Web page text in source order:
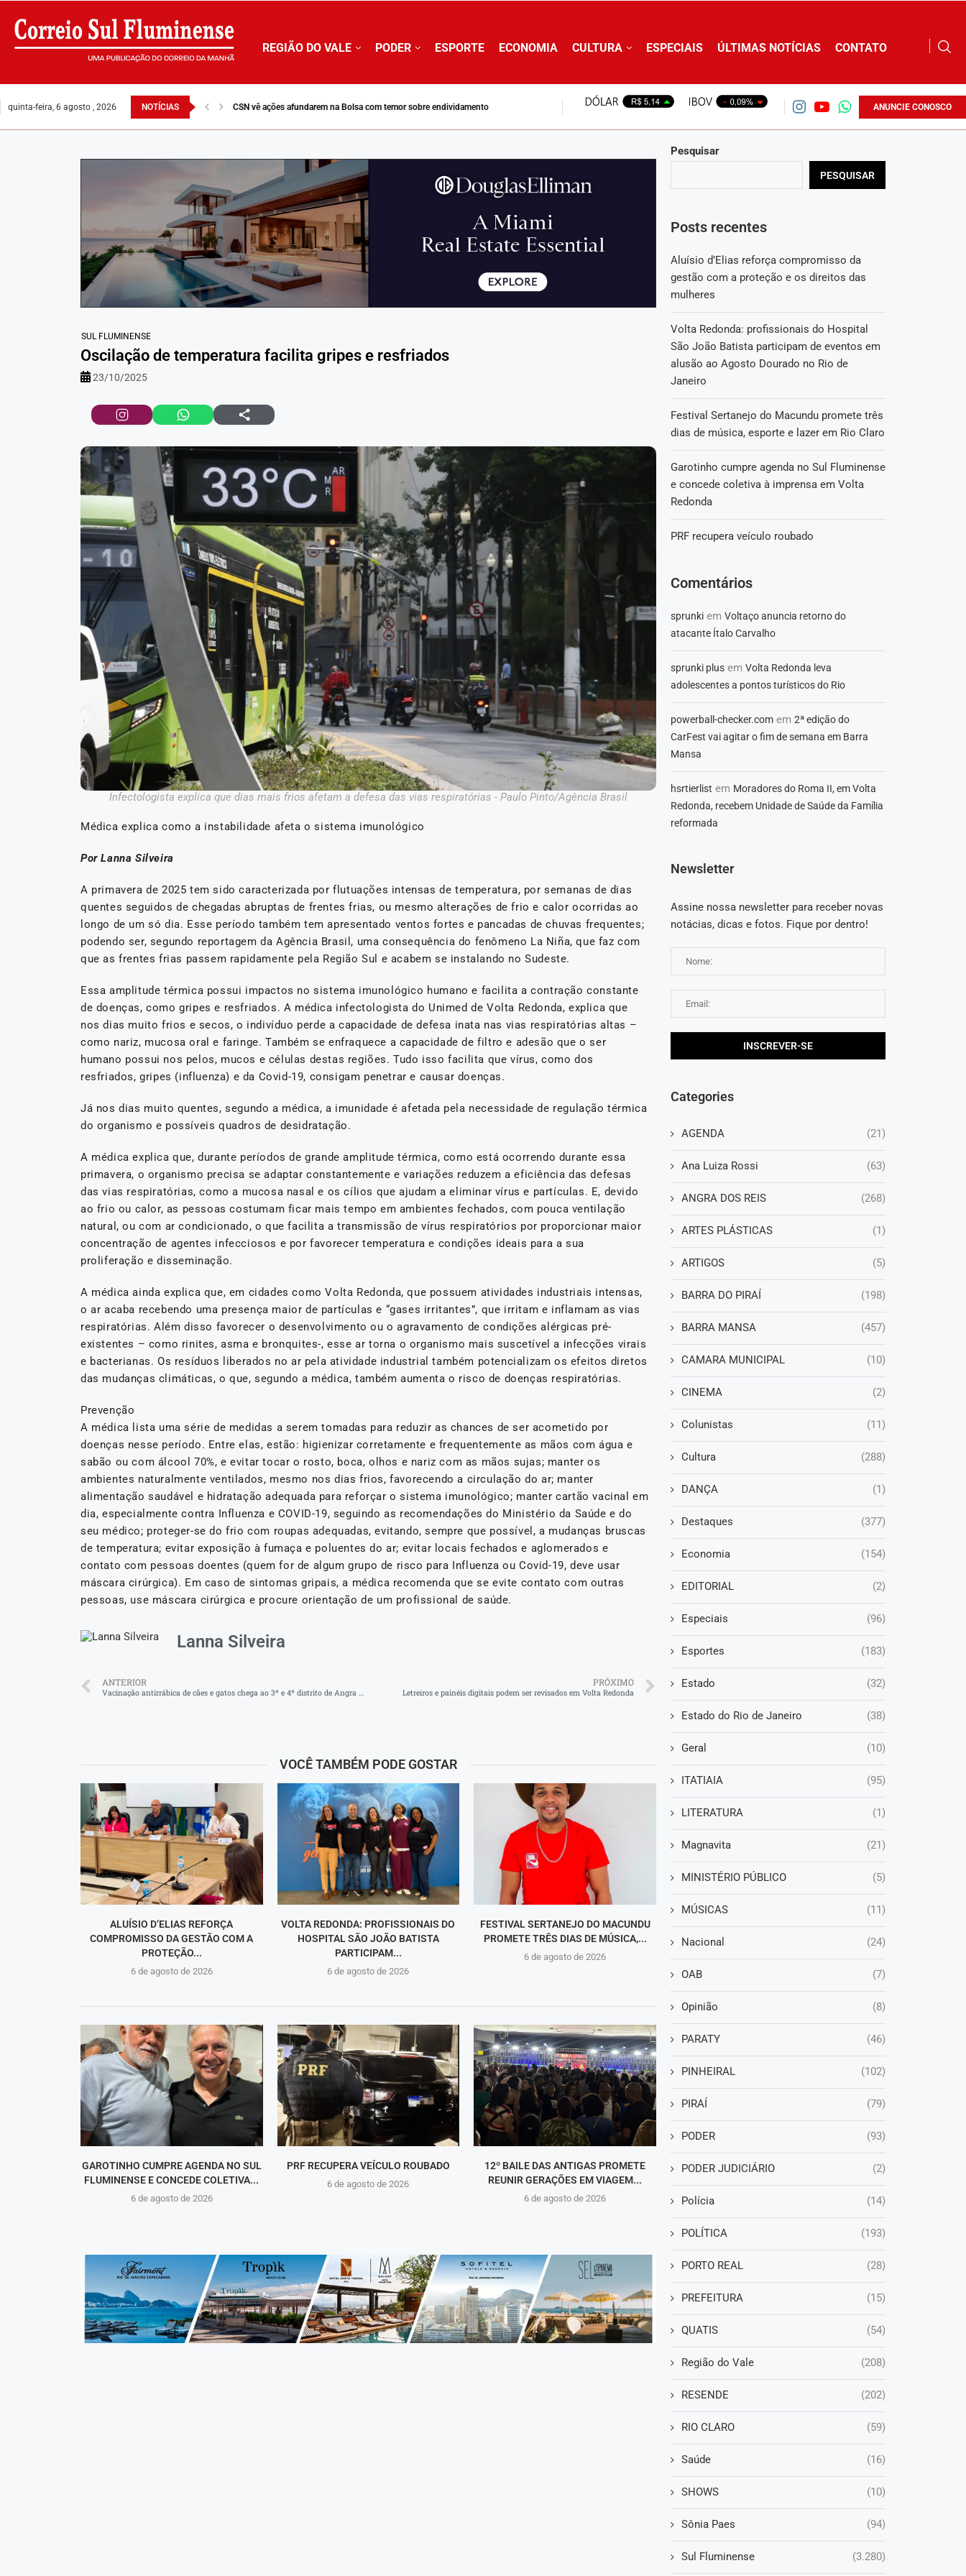
REGIÃO DO VALE PODER ESPORTE ECONOMIA CULTURA ESPECIAIS ÚLTIMAS NOTÍCIAS CONTATO
quinta-feira, 6 agosto , 2026 NOTÍCIAS Fábrica da INB move ciclo do combustível nuclear ANUNCIE CONOSCO
SUL FLUMINENSE
Oscilação de temperatura facilita gripes e resfriados
23/10/2025
Infectologista explica que dias mais frios afetam a defesa das vias respiratórias - Paulo Pinto/Agência Brasil
Médica explica como a instabilidade afeta o sistema imunológico
Por Lanna Silveira
A primavera de 2025 tem sido caracterizada por flutuações intensas de temperatura, por semanas de dias
quentes seguidos de chegadas abruptas de frentes frias, ou mesmo alterações de frio e calor ocorridas ao
longo de um só dia. Esse período também tem apresentado ventos fortes e pancadas de chuvas frequentes;
podendo ser, segundo reportagem da Agência Brasil, uma consequência do fenômeno La Niña, que faz com
que as frentes frias passem rapidamente pela Região Sul e acabem se instalando no Sudeste.
Essa amplitude térmica possui impactos no sistema imunológico humano e facilita a contração constante
de doenças, como gripes e resfriados. A médica infectologista do Unimed de Volta Redonda, explica que
nos dias muito frios e secos, o indivíduo perde a capacidade de defesa inata nas vias respiratórias altas –
como nariz, mucosa oral e faringe. Também se enfraquece a capacidade de filtro e adesão que o ser
humano possui nos pelos, mucos e células destas regiões. Tudo isso facilita que vírus, como dos
resfriados, gripes (influenza) e da Covid-19, consigam penetrar e causar doenças.
Já nos dias muito quentes, segundo a médica, a imunidade é afetada pela necessidade de regulação térmica
do organismo e possíveis quadros de desidratação.
A médica explica que, durante períodos de grande amplitude térmica, como está ocorrendo durante essa
primavera, o organismo precisa se adaptar constantemente e variações reduzem a eficiência das defesas
das vias respiratórias, como a mucosa nasal e os cílios que ajudam a eliminar vírus e partículas. E, devido
ao frio ou calor, as pessoas costumam ficar mais tempo em ambientes fechados, com pouca ventilação
natural, ou com ar condicionado, o que facilita a transmissão de vírus respiratórios por proporcionar maior
concentração de agentes infecciosos e por favorecer temperatura e condições ideais para a sua
proliferação e disseminação.
A médica ainda explica que, em cidades como Volta Redonda, que possuem atividades industriais intensas,
o ar acaba recebendo uma presença maior de partículas e “gases irritantes”, que irritam e inflamam as vias
respiratórias. Além disso favorecer o desenvolvimento ou o agravamento de condições alérgicas pré-
existentes – como rinites, asma e bronquites-, esse ar torna o organismo mais suscetível a infecções virais
e bacterianas. Os resíduos liberados no ar pela atividade industrial também potencializam os efeitos diretos
das mudanças climáticas, o que, segundo a médica, também aumenta o risco de doenças respiratórias.
Prevenção
A médica lista uma série de medidas a serem tomadas para reduzir as chances de ser acometido por
doenças nesse período. Entre elas, estão: higienizar corretamente e frequentemente as mãos com água e
sabão ou com álcool 70%, e evitar tocar o rosto, boca, olhos e nariz com as mãos sujas; manter os
ambientes naturalmente ventilados, mesmo nos dias frios, favorecendo a circulação do ar; manter
alimentação saudável e hidratação adequada para reforçar o sistema imunológico; manter cartão vacinal em
dia, especialmente contra Influenza e COVID-19, seguindo as recomendações do Ministério da Saúde e do
seu médico; proteger-se do frio com roupas adequadas, evitando, sempre que possível, a mudanças bruscas
de temperatura; evitar exposição à fumaça e poluentes do ar; evitar locais fechados e aglomerados e
contato com pessoas doentes (quem for de algum grupo de risco para Influenza ou Covid-19, deve usar
máscara cirúrgica). Em caso de sintomas gripais, a médica recomenda que se evite contato com outras
pessoas, use máscara cirúrgica e procure orientação de um profissional de saúde.
Lanna Silveira
ANTERIOR
Vacinação antirrábica de cães e gatos chega ao 3º e 4º distrito de Angra dos Reis neste fim de semana
PRÓXIMO
Letreiros e painéis digitais podem ser revisados em Volta Redonda
VOCÊ TAMBÉM PODE GOSTAR
ALUÍSIO D’ELIAS REFORÇA
COMPROMISSO DA GESTÃO COM A
PROTEÇÃO...
6 de agosto de 2026
VOLTA REDONDA: PROFISSIONAIS DO
HOSPITAL SÃO JOÃO BATISTA
PARTICIPAM...
6 de agosto de 2026
FESTIVAL SERTANEJO DO MACUNDU
PROMETE TRÊS DIAS DE MÚSICA,...
6 de agosto de 2026
GAROTINHO CUMPRE AGENDA NO SUL
FLUMINENSE E CONCEDE COLETIVA...
6 de agosto de 2026
PRF RECUPERA VEÍCULO ROUBADO
6 de agosto de 2026
12º BAILE DAS ANTIGAS PROMETE
REUNIR GERAÇÕES EM VIAGEM...
6 de agosto de 2026
Pesquisar
PESQUISAR
Posts recentes
Aluísio d’Elias reforça compromisso da
gestão com a proteção e os direitos das
mulheres
Volta Redonda: profissionais do Hospital
São João Batista participam de eventos em
alusão ao Agosto Dourado no Rio de
Janeiro
Festival Sertanejo do Macundu promete três
dias de música, esporte e lazer em Rio Claro
Garotinho cumpre agenda no Sul Fluminense
e concede coletiva à imprensa em Volta
Redonda
PRF recupera veículo roubado
Comentários
sprunkiem Voltaço anuncia retorno do
atacante Ítalo Carvalho
sprunki plusem Volta Redonda leva
adolescentes a pontos turísticos do Rio
powerball-checker.comem 2ª edição do
CarFest vai agitar o fim de semana em Barra
Mansa
hsrtierlist em Moradores do Roma II, em Volta
Redonda, recebem Unidade de Saúde da Família
reformada
Newsletter
Assine nossa newsletter para receber novas
notácias, dicas e fotos. Fique por dentro!
Categories
AGENDA (21)
Ana Luiza Rossi (63)
ANGRA DOS REIS (268)
ARTES PLÁSTICAS (1)
ARTIGOS (5)
BARRA DO PIRAÍ (198)
BARRA MANSA (457)
CAMARA MUNICIPAL (10)
CINEMA (2)
Colunistas (11)
Cultura (288)
DANÇA (1)
Destaques (377)
Economia (154)
EDITORIAL (2)
Especiais (96)
Esportes (183)
Estado (32)
Estado do Rio de Janeiro (38)
Geral (10)
ITATIAIA (95)
LITERATURA (1)
Magnavita (21)
MINISTÉRIO PÚBLICO (5)
MÚSICAS (11)
Nacional (24)
OAB (7)
Opinião (8)
PARATY (46)
PINHEIRAL (102)
PIRAÍ (79)
PODER (93)
PODER JUDICIÁRIO (2)
Polícia (14)
POLÍTICA (193)
PORTO REAL (28)
PREFEITURA (15)
QUATIS (54)
Região do Vale (208)
RESENDE (202)
RIO CLARO (59)
Saúde (16)
SHOWS (10)
Sônia Paes (94)
Sul Fluminense (3.280)